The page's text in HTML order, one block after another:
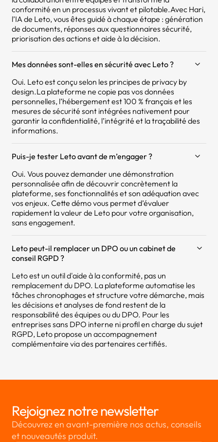
conformité en un processus vivant et pilotable.Avec Hari,
l’IA de Leto, vous êtes guidé à chaque étape : génération
de documents, réponses aux questionnaires sécurité,
priorisation des actions et aide à la décision.
Mes données sont-elles en sécurité avec Leto ?
Oui. Leto est conçu selon les principes de privacy by
design.La plateforme ne copie pas vos données
personnelles, l’hébergement est 100 % français et les
mesures de sécurité sont intégrées nativement pour
garantir la confidentialité, l’intégrité et la traçabilité des
informations.
Puis-je tester Leto avant de m’engager ?
Oui. Vous pouvez demander une démonstration
personnalisée afin de découvrir concrètement la
plateforme, ses fonctionnalités et son adéquation avec
vos enjeux. Cette démo vous permet d’évaluer
rapidement la valeur de Leto pour votre organisation,
sans engagement.
Leto peut-il remplacer un DPO ou un cabinet de
conseil RGPD ?
Leto est un outil d'aide à la conformité, pas un
remplacement du DPO. La plateforme automatise les
tâches chronophages et structure votre démarche, mais
les décisions et analyses de fond restent de la
responsabilité des équipes ou du DPO. Pour les
entreprises sans DPO interne ni profil en charge du sujet
RGPD, Leto propose un accompagnement
complémentaire via des partenaires certifiés.
Rejoignez notre newsletter
Découvrez en avant-première nos actus, conseils
et nouveautés produit.